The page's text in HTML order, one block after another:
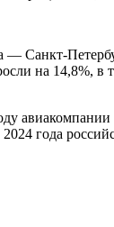
— Санкт-
на 14,8%,
года